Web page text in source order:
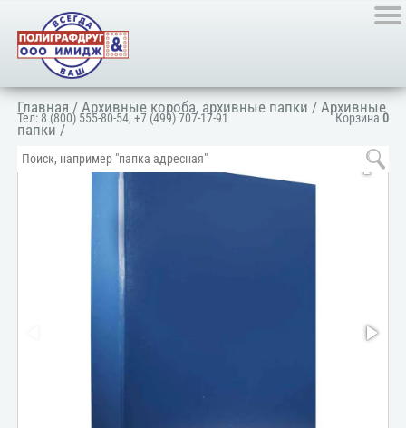
Корзина 0
Тел: 8 (800) 555-80-54,+7 (499) 707-17-91
Главная /Архивные короба, архивные папки /Архивные
папки /